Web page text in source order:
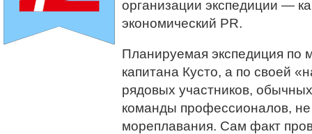
организации экспедиции —
экономический PR.
Планируемая экспедиция по
капитана Кусто, а по своей
рядовых участников,
команды профессионалов, не
мореплавания. Сам факт